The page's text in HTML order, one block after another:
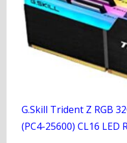
G.Skill Trident Z RGB
(PC4-25600) CL16 LED